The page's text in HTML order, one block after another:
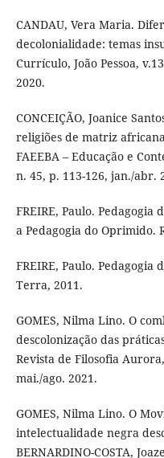
CANDAU, Vera Maria.
decolonialidade: temas
Currículo, João Pessoa,
2020.
CONCEIÇÃO, Joanice
religiões de matriz
FAEEBA – Educação e
n. 45, p. 113-126, jan./abr.
FREIRE, Paulo.
a Pedagogia do Oprimido.
FREIRE, Paulo. Pedagogia
Terra, 2011.
GOMES, Nilma Lino. O
descolonização das
Revista de Filosofia
mai./ago. 2021.
GOMES, Nilma Lino. O
intelectualidade negra
BERNARDINO-COSTA,